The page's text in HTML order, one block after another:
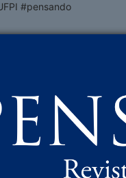
#pensando